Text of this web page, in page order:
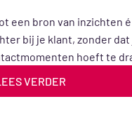
een bron van inzichten
bij je klant, zonder dat
hoeft te
VERDER